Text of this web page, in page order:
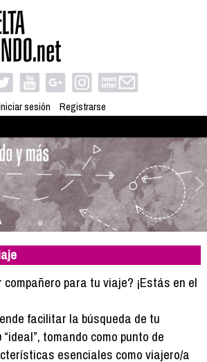
sesión Registrarse
para tu viaje? ¡Estás en el
facilitar la búsqueda de tu
“ideal”, tomando como punto de
esenciales como viajero/a